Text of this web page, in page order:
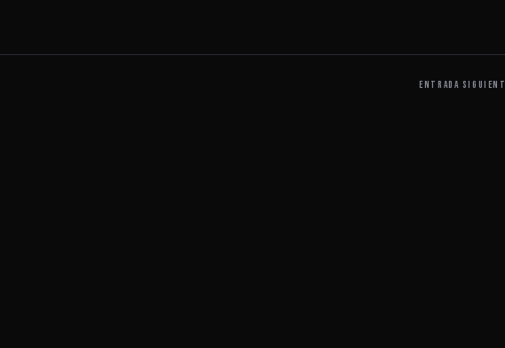
ENTRADA